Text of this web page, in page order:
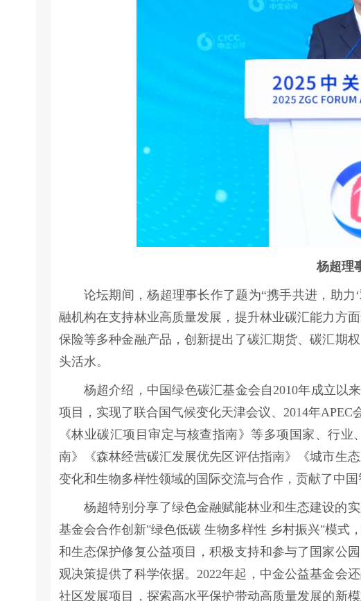
杨超理
论坛期间，杨超理事长作了题为“携手共进，助
融机构在支持林业高质量发展，提升林业碳汇能力方
保险等多种金融产品，创新提出了碳汇期货、碳汇期
头活水。
杨超介绍，中国绿色碳汇基金会自2010年成立以
项目，实现了联合国气候变化天津会议、2014年
《林业碳汇项目审定与核查指南》等多项国家、行
南》《森林经营碳汇发展优先区评估指南》《城市生
变化和生物多样性领域的国际交流与合作，贡献了中国
杨超特别分享了绿色金融赋能林业和生态建设的
基金会合作创新"绿色低碳 生物多样性 乡村振兴"模式
和生态保护修复公益项目，积极支持和参与了国家公
观决策提供了科学依据。2022年起，中金公益基金会
社区发展项目，探索高水平保护带动高质量发展的新